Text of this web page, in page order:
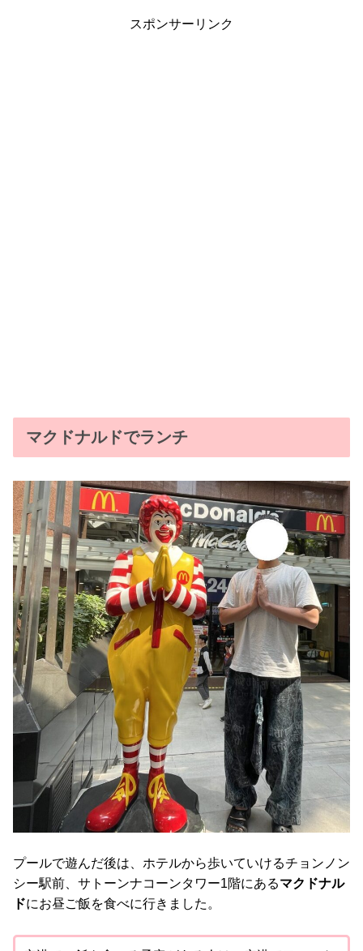
スポンサーリンク
マクドナルドでランチ
プールで遊んだ後は、ホテルから歩いていけるチョンノン
シー駅前、サトーンナコーンタワー1階にあるマクドナル
ドにお昼ご飯を食べに行きました。